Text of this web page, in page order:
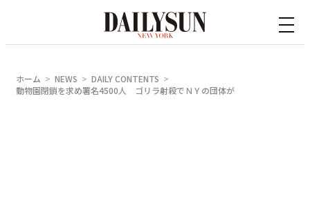
ホーム NEWS
DAILY CONTENTS
動物園閉鎖を求め署名4500人 ゴリラ射殺でＮＹの団体が